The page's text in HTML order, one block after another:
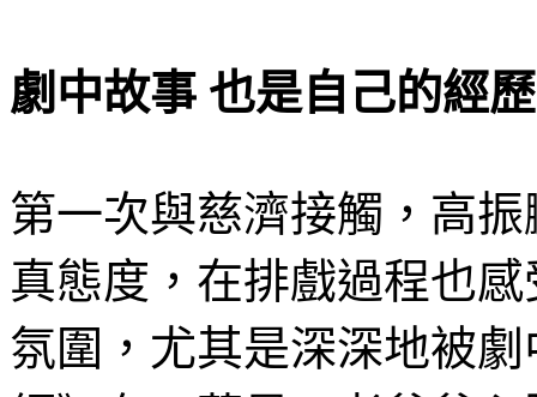
劇中故事 也是自己的經歷
第一次與慈濟接觸，高
真態度，在排戲過程也
氛圍，尤其是深深地被